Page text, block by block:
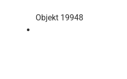
Objekt 19948